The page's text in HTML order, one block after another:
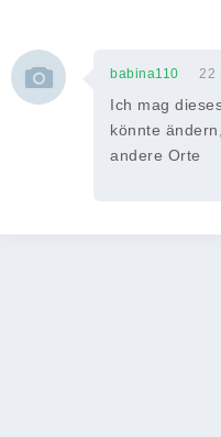
babina110 22
Ich mag
könnte
andere Orte